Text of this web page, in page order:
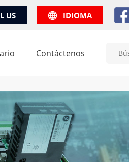
US IDIOMA
Contáctenos